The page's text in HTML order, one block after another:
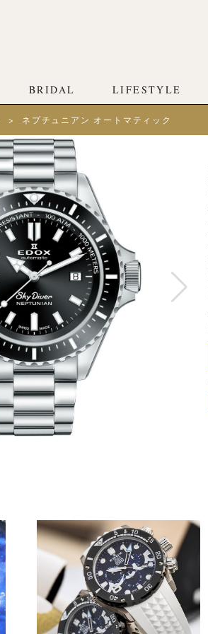
BRIDAL LIFESTYLE
ネプチュニアン オートマティック